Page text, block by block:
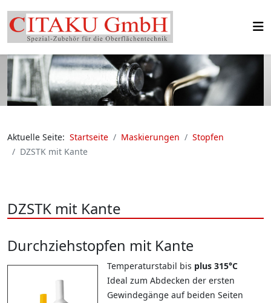
Aktuelle Seite: Startseite Maskierungen
Stopfen
DZSTK mit Kante
DZSTK mit Kante
Durchziehstopfen mit Kante
Temperaturstabil bis plus 315°C
Ideal zum Abdecken der ersten
Gewindegänge auf beiden Seiten